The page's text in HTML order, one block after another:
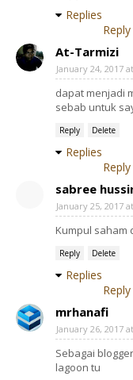
Replies
Reply
At-Tarmizi
January 24, 2017
dapat menjadi
sebab untuk
Reply Delete
Replies
Reply
sabree
January 25, 2017
Kumpul saham
Reply Delete
Replies
Reply
mrhanafi
January 26, 2017
Sebagai
lagoon tu